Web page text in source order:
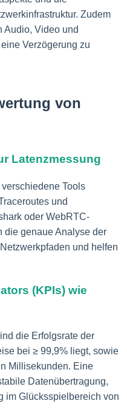
Zudem
Audio, Video und
Verzögerung zu
von
Latenzmessung
Tools
und
oder WebRTC-
die genaue Analyse der
und helfen
(KPIs) wie
die Erfolgsrate der
bei ≥ 99,9% liegt, sowie
Millisekunden. Eine
Datenübertragung,
im Glücksspielbereich von